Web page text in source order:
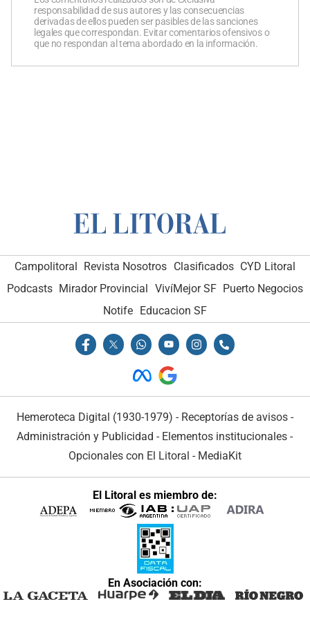
responsabilidad de sus autores y las consecuencias
derivadas de ellos pueden ser pasibles de las sanciones
legales que correspondan. Evitar comentarios ofensivos o
que no respondan al tema abordado en la información.
Campolitoral Revista Nosotros Clasificados CYD Litoral
Podcasts Mirador Provincial VivíMejor SF Puerto Negocios
Notife
Educacion SF
Hemeroteca Digital (1930-1979) - Receptorías de avisos -
Administración y Publicidad - Elementos institucionales -
Opcionales con El Litoral - MediaKit
El Litoral es miembro de:
En Asociación con: